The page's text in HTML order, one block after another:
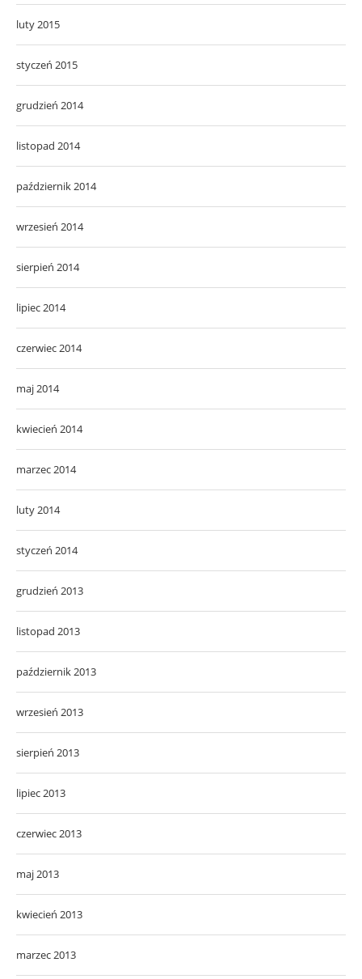
luty 2015
styczeń 2015
grudzień 2014
listopad 2014
październik 2014
wrzesień 2014
sierpień 2014
lipiec 2014
czerwiec 2014
maj 2014
kwiecień 2014
marzec 2014
luty 2014
styczeń 2014
grudzień 2013
listopad 2013
październik 2013
wrzesień 2013
sierpień 2013
lipiec 2013
czerwiec 2013
maj 2013
kwiecień 2013
marzec 2013